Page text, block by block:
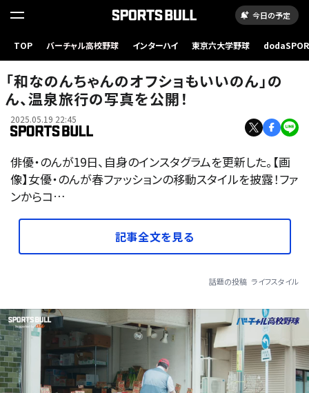
今日の予定
TOP バーチャル高校野球 インターハイ 東京六大学野球
「和なのんちゃんのオフショもいいのん」の
ん、温泉旅行の写真を公開！
2025.05.19 22:45
俳優・のんが19日、自身のインスタグラムを更新した。【画
像】女優・のんが春ファッションの移動スタイルを披露！ファ
ンからコ…
記事全文を見る
話題の投稿 ライフスタイル